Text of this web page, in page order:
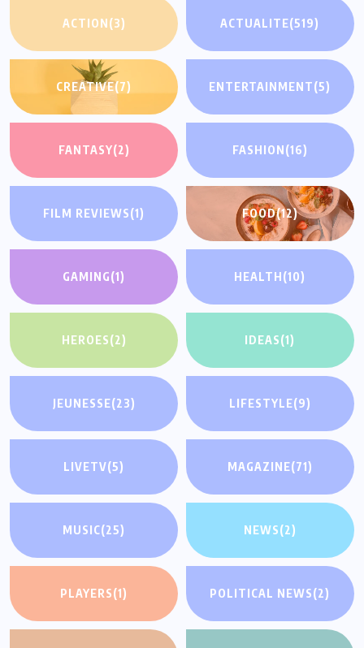
ACTION(3) ACTUALITE(519)
CREATIVE(7) ENTERTAINMENT(5)
FANTASY(2) FASHION(16)
FILM REVIEWS(1) FOOD(12)
GAMING(1) HEALTH(10)
HEROES(2) IDEAS(1)
JEUNESSE(23) LIFESTYLE(9)
LIVETV(5) MAGAZINE(71)
MUSIC(25) NEWS(2)
PLAYERS(1) POLITICAL NEWS(2)